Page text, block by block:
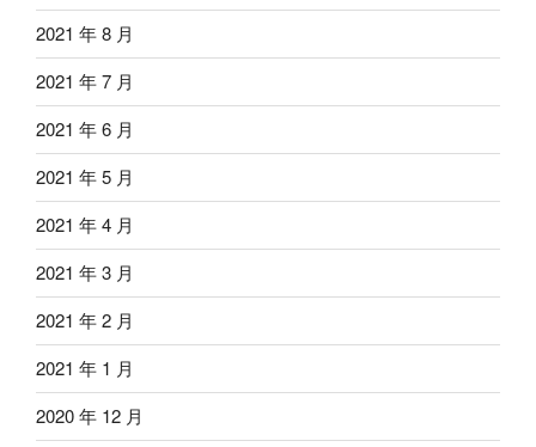
2021 年 8 月
2021 年 7 月
2021 年 6 月
2021 年 5 月
2021 年 4 月
2021 年 3 月
2021 年 2 月
2021 年 1 月
2020 年 12 月